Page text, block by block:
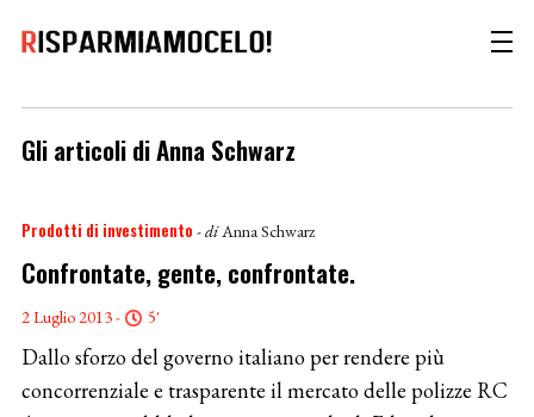
Gli articoli di Anna Schwarz
Prodotti di investimento - diAnna Schwarz
Confrontate, gente, confrontate.
2 Luglio 2013 - 5'
Dallo sforzo del governo italiano per rendere più
concorrenziale e trasparente il mercato delle polizze RC